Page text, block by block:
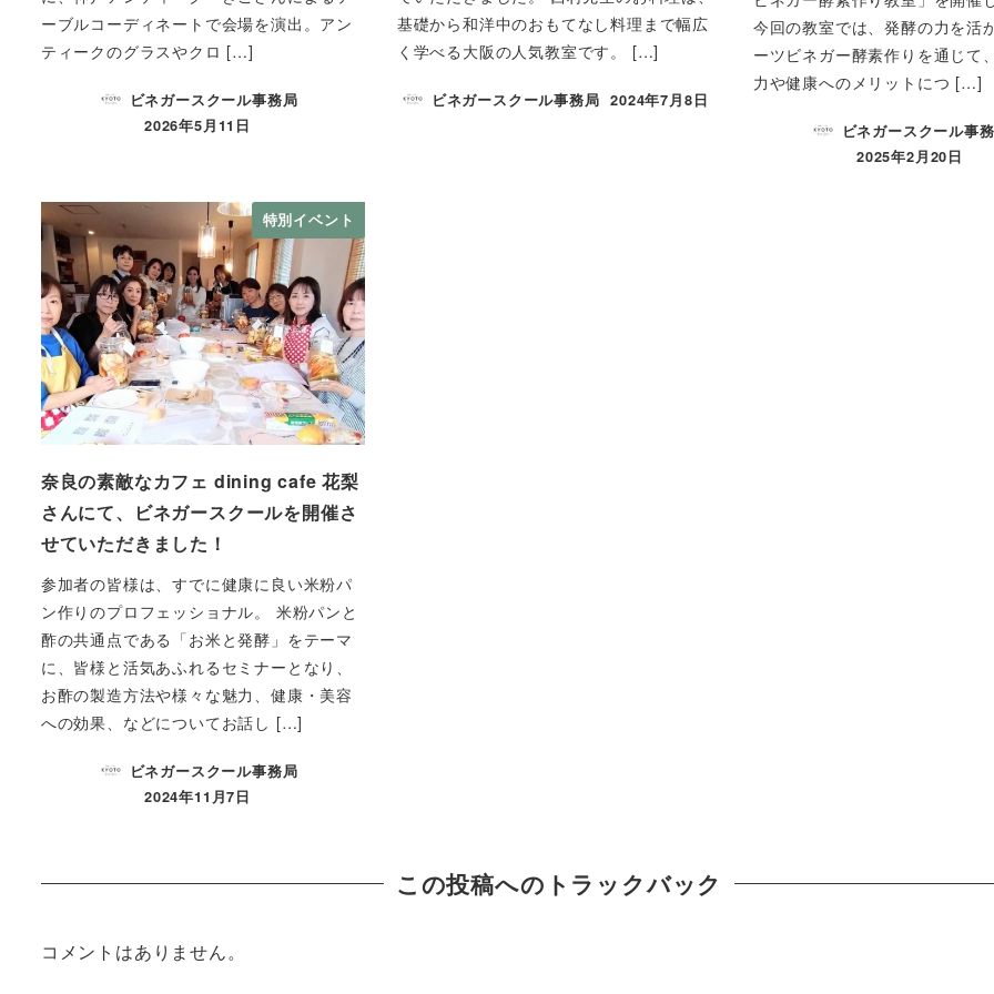
ーブルコーディネートで会場を演出。アン
ティークのグラスやクロ […]
ビネガースクール事務局
2026年5月11日
基礎から和洋中のおもてなし料理まで幅広
く学べる大阪の人気教室です。 […]
ビネガースクール事務局 2024年7月8日
今回の教室では、発酵の力を活
ーツビネガー酵素作りを通じて
力や健康へのメリットにつ […]
ビネガースクール事
2025年2月20日
特別イベント
奈良の素敵なカフェ dining cafe 花梨
さんにて、ビネガースクールを開催さ
せていただきました！
参加者の皆様は、すでに健康に良い米粉パ
ン作りのプロフェッショナル。 米粉パンと
酢の共通点である「お米と発酵」をテーマ
に、皆様と活気あふれるセミナーとなり、
お酢の製造方法や様々な魅力、健康・美容
への効果、などについてお話し […]
ビネガースクール事務局
2024年11月7日
この投稿へのトラックバック
コメントはありません。